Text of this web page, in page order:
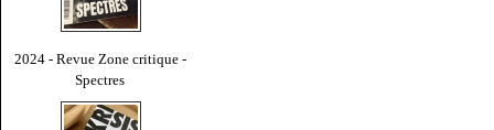
2024 - Revue Zone critique -
Spectres